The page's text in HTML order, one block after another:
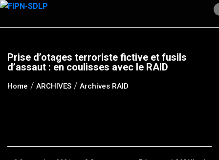
Skip
content
Prise d’otages terroriste fictive et fusils
d’assaut : en coulisses avec le RAID
Home ARCHIVES Archives RAID